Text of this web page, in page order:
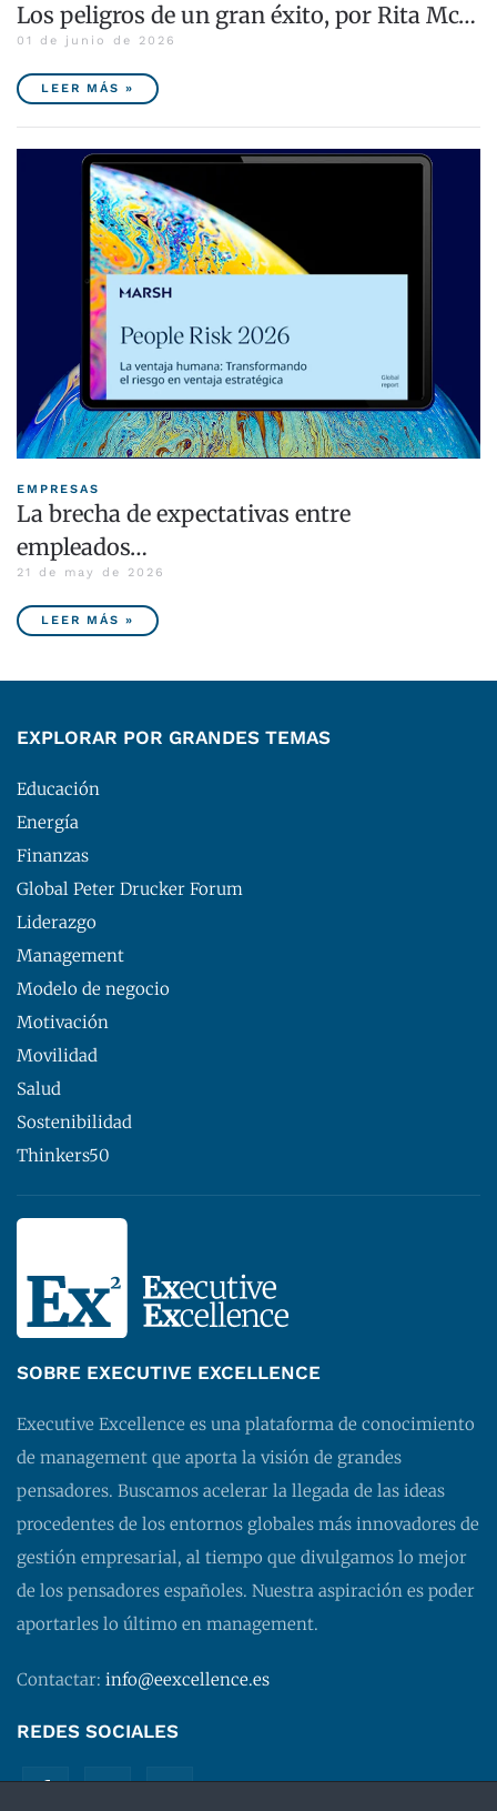
Los peligros de un gran éxito, por Rita Mc…
01 de junio de 2026
LEER MÁS »
EMPRESAS
La brecha de expectativas entre
empleados…
21 de may de 2026
LEER MÁS »
EXPLORAR POR GRANDES TEMAS
Educación
Energía
Finanzas
Global Peter Drucker Forum
Liderazgo
Management
Modelo de negocio
Motivación
Movilidad
Salud
Sostenibilidad
Thinkers50
SOBRE EXECUTIVE EXCELLENCE
Executive Excellence es una plataforma de conocimiento
de management que aporta la visión de grandes
pensadores. Buscamos acelerar la llegada de las ideas
procedentes de los entornos globales más innovadores de
gestión empresarial, al tiempo que divulgamos lo mejor
de los pensadores españoles. Nuestra aspiración es poder
aportarles lo último en management.
Contactar: info@eexcellence.es
REDES SOCIALES